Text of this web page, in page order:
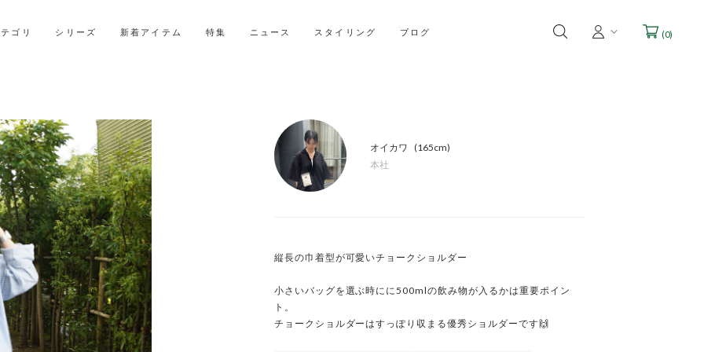
ゴリ
シリーズ 新着アイテム 特集 ニュース スタイリング ブログ (0)
オイカワ
本社
165cm
縦長の巾着型が可愛いチョークショルダー
小さいバッグを選ぶ時にに500mlの飲み物が入るかは重要ポイン
ト。
チョークショルダーはすっぽり収まる優秀ショルダーです🙌